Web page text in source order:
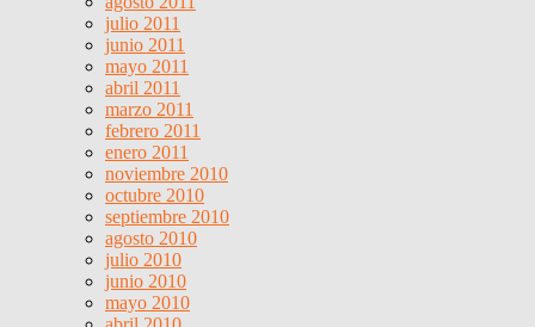
julio 2011
junio 2011
mayo 2011
abril 2011
marzo 2011
febrero 2011
enero 2011
noviembre 2010
octubre 2010
septiembre 2010
agosto 2010
julio 2010
junio 2010
mayo 2010